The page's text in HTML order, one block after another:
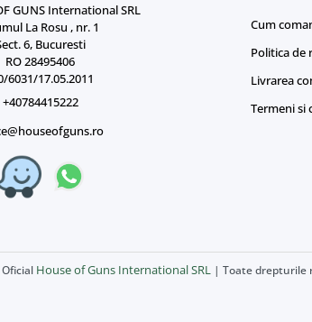
GUNS International SRL
La Rosu , nr. 1
6, Bucuresti
RO 28495406
6031/17.05.2011
+40784415222
Cum
Politica de
Livrarea
Termeni si
House of Guns International SRL | Toate drepturile